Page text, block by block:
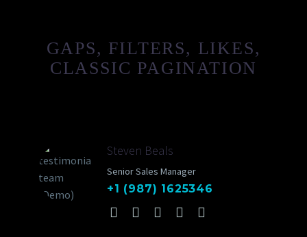
GAPS, FILTERS, LIKES,
CLASSIC PAGINATION
Steven Beals
Senior Sales Manager
+1 (987) 1625346